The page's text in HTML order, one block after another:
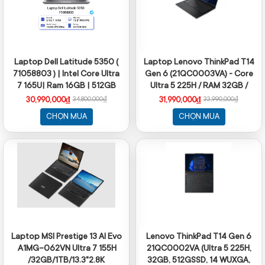
Laptop Dell Latitude 5350 (
71058803 ) | Intel Core Ultra
7 165U| Ram 16GB | 512GB
SSD | Intel Graphics | 13.3
inch FHD | Win 11 Home | 1Yr
30,990,000₫ 34,800,000₫
CHỌN MUA
Laptop Lenovo ThinkPad T14
Gen 6 (21QC0003VA) - Core
Ultra 5 225H / RAM 32GB /
1TB SSD / 14 INCH/ màu đen
31,990,000₫ 33,990,000₫
CHỌN MUA
Laptop MSI Prestige 13 AI Evo
A1MG-062VN Ultra 7 155H
/32GB/1TB/13.3"2.8K
Lenovo ThinkPad T14 Gen 6
21QC0002VA (Ultra 5 225H,
32GB, 512GSSD, 14 WUXGA,